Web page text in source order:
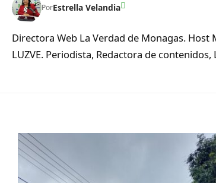
PorEstrella Velandia
Directora Web La Verdad de Monagas. Host
LUZVE. Periodista, Redactora de contenidos,